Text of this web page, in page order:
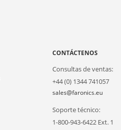
CONTÁCTENOS
Consultas de ventas:
+44 (0) 1344 741057
sales@faronics.eu
Soporte técnico:
1-800-943-6422 Ext. 1